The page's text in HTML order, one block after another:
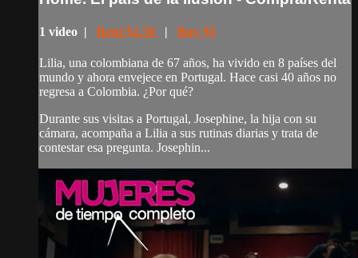
1 video | Rent $2.50 | Buy $5
Lilia, una colombiana de 67 años, ha vivido en 8 países del
mundo y ahora envejece en Portugal. Hace casi 40 años no
regresa a Colombia. ¿Por qué?
Durante sus visitas a Portugal, Josephine, la hija con su
cámara, acompaña a Lilia a sus rutinas diarias y trata de
contestar esa pregunta. Josephin...